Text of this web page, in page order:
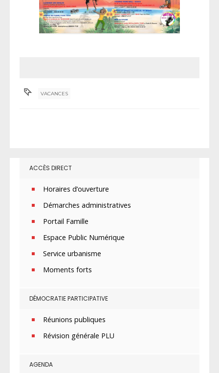
VACANCES
ACCÈS DIRECT
Horaires d’ouverture
Démarches administratives
Portail Famille
Espace Public Numérique
Service urbanisme
Moments forts
DÉMOCRATIE PARTICIPATIVE
Réunions publiques
Révision générale PLU
AGENDA